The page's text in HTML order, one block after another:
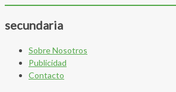
secundaria
Sobre Nosotros
Publicidad
Contacto